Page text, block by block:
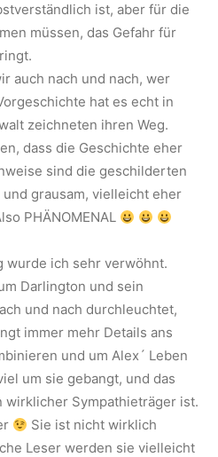
ist, aber für die
müssen, das Gefahr für
auch nach und nach, wer
hat es echt in
zeichneten ihren Weg.
dass die Geschichte eher
sind die geschilderten
grausam, vielleicht eher
PHÄNOMENAL
wurde ich sehr verwöhnt.
Darlington und sein
und nach durchleuchtet,
immer mehr Details ans
und um Alex´ Leben
um sie gebangt, und das
Sympathieträger ist.
Sie ist nicht wirklich
Leser werden sie vielleicht